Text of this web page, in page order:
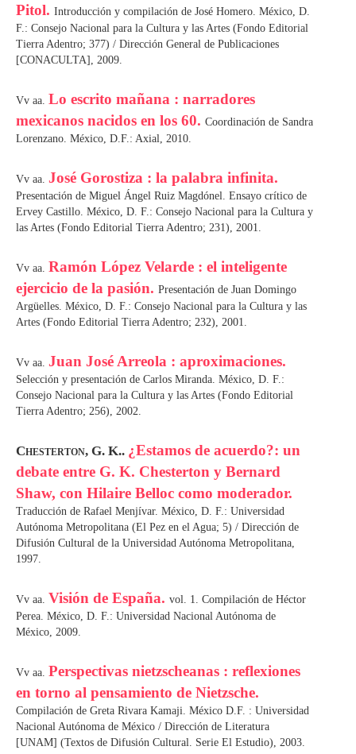
Pitol. Introducción y compilación de José Homero. México, D.
F.: Consejo Nacional para la Cultura y las Artes (Fondo Editorial
Tierra Adentro; 377) / Dirección General de Publicaciones
[CONACULTA], 2009.
Vv aa. Lo escrito mañana : narradores
mexicanos nacidos en los 60. Coordinación de Sandra
Lorenzano. México, D.F.: Axial, 2010.
Vv aa. José Gorostiza : la palabra infinita.
Presentación de Miguel Ángel Ruiz Magdónel. Ensayo crítico de
Ervey Castillo. México, D. F.: Consejo Nacional para la Cultura y
las Artes (Fondo Editorial Tierra Adentro; 231), 2001.
Vv aa. Ramón López Velarde : el inteligente
ejercicio de la pasión. Presentación de Juan Domingo
Argüelles. México, D. F.: Consejo Nacional para la Cultura y las
Artes (Fondo Editorial Tierra Adentro; 232), 2001.
Vv aa. Juan José Arreola : aproximaciones.
Selección y presentación de Carlos Miranda. México, D. F.:
Consejo Nacional para la Cultura y las Artes (Fondo Editorial
Tierra Adentro; 256), 2002.
Chesterton, G. K.. ¿Estamos de acuerdo?: un
debate entre G. K. Chesterton y Bernard
Shaw, con Hilaire Belloc como moderador.
Traducción de Rafael Menjívar. México, D. F.: Universidad
Autónoma Metropolitana (El Pez en el Agua; 5) / Dirección de
Difusión Cultural de la Universidad Autónoma Metropolitana,
1997.
Vv aa. Visión de España. vol. 1. Compilación de Héctor
Perea. México, D. F.: Universidad Nacional Autónoma de
México, 2009.
Vv aa. Perspectivas nietzscheanas : reflexiones
en torno al pensamiento de Nietzsche.
Compilación de Greta Rivara Kamaji. México D.F. : Universidad
Nacional Autónoma de México / Dirección de Literatura
[UNAM] (Textos de Difusión Cultural. Serie El Estudio), 2003.